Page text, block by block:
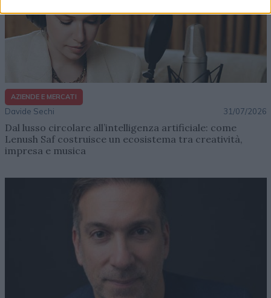
AZIENDE E MERCATI
Davide Sechi 31/07/2026
Dal lusso circolare all’intelligenza artificiale: come
Lenush Saf costruisce un ecosistema tra creatività,
impresa e musica